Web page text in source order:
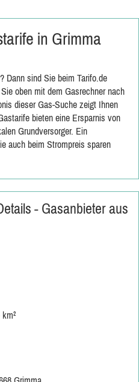
in Grimma
Dann sind Sie beim Tarifo.de
oben mit dem Gasrechner nach
dieser Gas-Suche zeigt Ihnen
bieten eine Ersparnis von
Grundversorger. Ein
auch beim Strompreis sparen
- Gasanbieter aus